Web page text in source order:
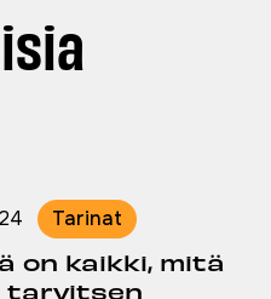
Tarinat
on kaikki, mitä
tarvitsen